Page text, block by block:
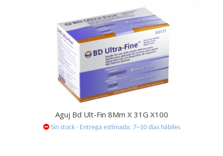
Aguj Bd Ult-Fin 8Mm X 31G X100
Sin stock - Entrega estimada: 7~10 días hábiles